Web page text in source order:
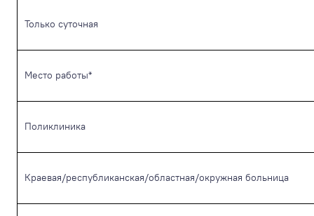
Только суточная
Место работы*
Поликлиника
Краевая/республиканская/областная/окружная больница